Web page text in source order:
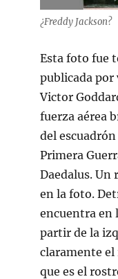
¿Freddy Jackson?
Esta foto fue
publicada por
Victor
fuerza aérea
del
Primera
Daedalus. Un
en la foto.
encuentra en
partir de la
claramente el
que es el